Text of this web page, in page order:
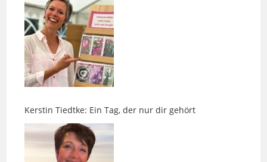
Kerstin Tiedtke: Ein Tag, der nur dir gehört